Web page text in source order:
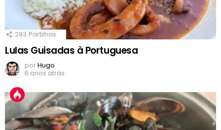
293 Partilhas
Lulas Guisadas à Portuguesa
porHugo
6 anos atrás